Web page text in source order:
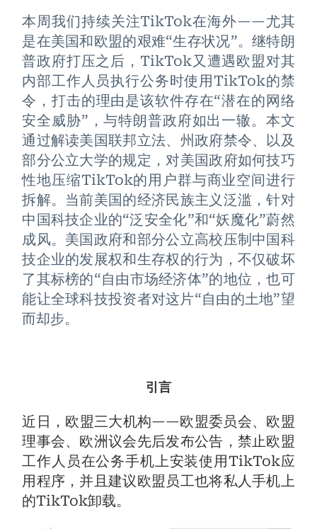
本周我们持续关注TikTok在海外——尤其
是在美国和欧盟的艰难“生存状况”。继特朗
普政府打压之后，TikTok又遭遇欧盟对其
内部工作人员执行公务时使用TikTok的禁
令，打击的理由是该软件存在“潜在的网络
安全威胁”，与特朗普政府如出一辙。本文
通过解读美国联邦立法、州政府禁令、以及
部分公立大学的规定，对美国政府如何技巧
性地压缩TikTok的用户群与商业空间进行
拆解。当前美国的经济民族主义泛滥，针对
中国科技企业的“泛安全化”和“妖魔化”蔚然
成风。美国政府和部分公立高校压制中国科
技企业的发展权和生存权的行为，不仅破坏
了其标榜的“自由市场经济体”的地位，也可
能让全球科技投资者对这片“自由的土地”望
而却步。
引言
近日，欧盟三大机构——欧盟委员会、欧盟
理事会、欧洲议会先后发布公告，禁止欧盟
工作人员在公务手机上安装使用TikTok应
用程序，并且建议欧盟员工也将私人手机上
的TikTok卸载。